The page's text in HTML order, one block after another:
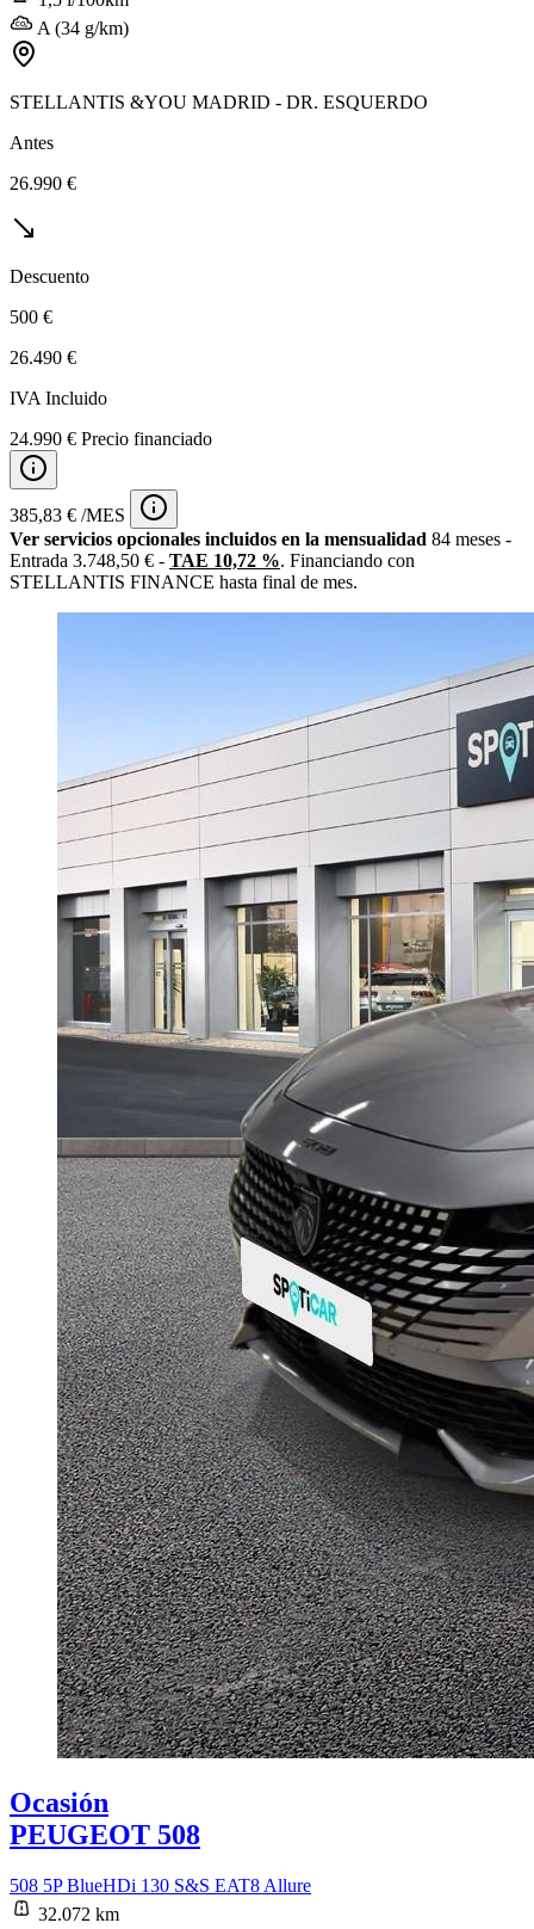
A (34 g/km)
STELLANTIS &YOU MADRID - DR. ESQUERDO
Antes
26.990 €
Descuento
500 €
26.490 €
IVA Incluido
24.990 € Precio financiado
385,83 € /MES
Ver servicios opcionales incluidos en la mensualidad 84 meses -
Entrada 3.748,50 € - TAE 10,72 %. Financiando con
STELLANTIS FINANCE hasta final de mes.
Ocasión
PEUGEOT 508
508 5P BlueHDi 130 S&S EAT8 Allure
32.072 km